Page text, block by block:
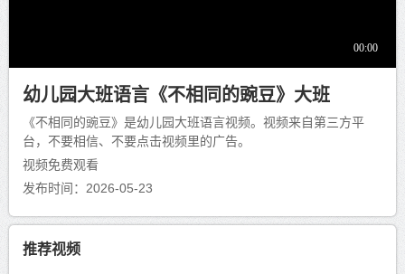
幼儿园大班语言《不相同的豌豆》大班
《不相同的豌豆》是幼儿园大班语言视频。视频来自第三方平
台，不要相信、不要点击视频里的广告。
视频免费观看
发布时间：2026-05-23
推荐视频